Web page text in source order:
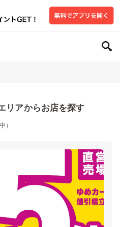
リアからお店を探す
）